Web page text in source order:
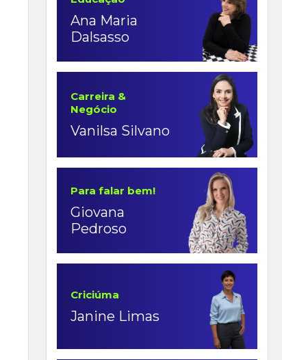
Ana Maria
Dalsasso
Carreira &
Negócio
Vanilsa Silvano
Para falar bem!
Giovana
Pedroso
Criciúma
Janine Limas